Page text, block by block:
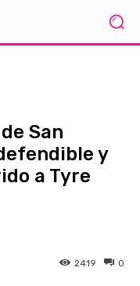
San
y
a Tyre
0
2419